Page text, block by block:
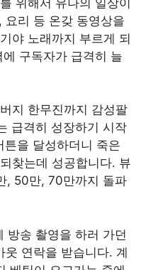
요리 등 온갖 동영상을
야 노래까지 부르게 되
구독자가 급격히 늘
지 한무진까지 감성팔
급격히 성장하기 시작
을 달성하더니 죽은
찾는데 성공합니다. 뷰
, 50만, 70만까지 돌파
방송 촬영을 하러 가던
웃 연락을 받습니다. 계